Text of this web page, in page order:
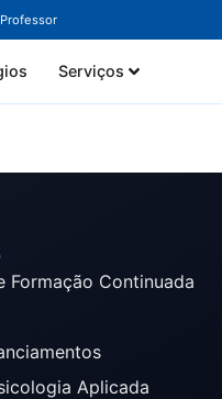
Serviços
Formação Continuada
Aplicada